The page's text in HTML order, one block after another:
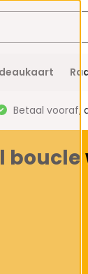
Betaal vooraf,
boucle